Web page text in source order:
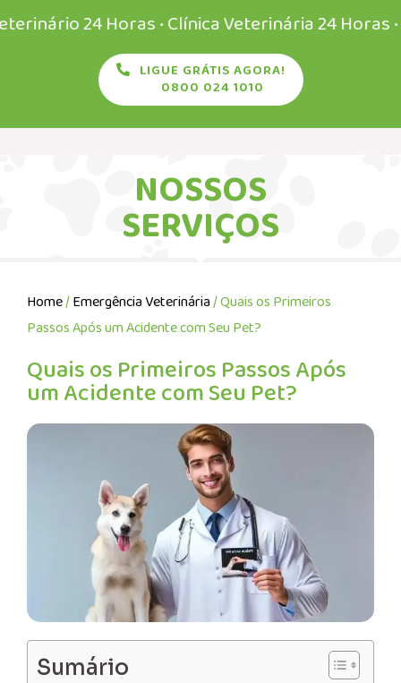
24 Horas • Clínica Veterinária 24 Horas •
LIGUE GRÁTIS AGORA!
0800 024 1010
NOSSOS
SERVIÇOS
Home/Emergência Veterinária/ Quais os Primeiros
Passos Após um Acidente com Seu Pet?
Quais os Primeiros Passos Após
um Acidente com Seu Pet?
Sumário